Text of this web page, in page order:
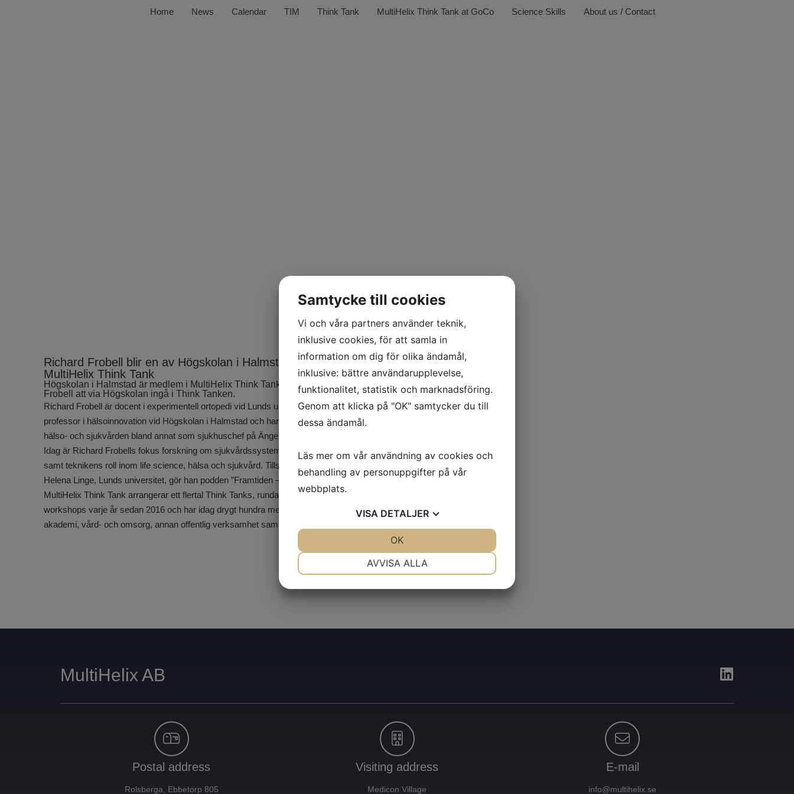
Home News Calendar TIM Think Tank MultiHelix Think Tank at GoCo Science Skills About us / Contact
Richard Frobell blir en av Högskolan i Halmstads röster i
MultiHelix Think Tank
Högskolan i Halmstad är medlem i MultiHelix Think Tank. Nu kommer Richard
Frobell att via Högskolan ingå i Think Tanken.
Richard Frobell är docent i experimentell ortopedi vid Lunds universitet, adjungerad
professor i hälsoinnovation vid Högskolan i Halmstad och har en lång erfarenhet från
hälso- och sjukvården bland annat som sjukhuschef på Ängelholms sjukhus.
Idag är Richard Frobells fokus forskning om sjukvårdssystemets ledning och styrning
samt teknikens roll inom life science, hälsa och sjukvård. Tillsammans med docent
Helena Linge, Lunds universitet, gör han podden ”Framtiden – i väntan på evidens”.
MultiHelix Think Tank arrangerar ett flertal Think Tanks, rundabordsmöten samt
workshops varje år sedan 2016 och har idag drygt hundra medlemmar från näringsliv,
akademi, vård- och omsorg, annan offentlig verksamhet samt patientorganisationer.
MultiHelix AB
Postal address
Rolsberga, Ebbetorp 805
Visiting address
Medicon Village
E-mail
info@multihelix.se
Samtycke till cookies
Vi och våra partners använder teknik,
inklusive cookies, för att samla in
information om dig för olika ändamål,
inklusive: bättre användarupplevelse,
funktionalitet, statistik och marknadsföring.
Genom att klicka på "OK" samtycker du till
dessa ändamål.
Läs mer om vår användning av cookies och
behandling av personuppgifter på vår
webbplats.
VISA DETALJER
AVVISA ALLA
OK